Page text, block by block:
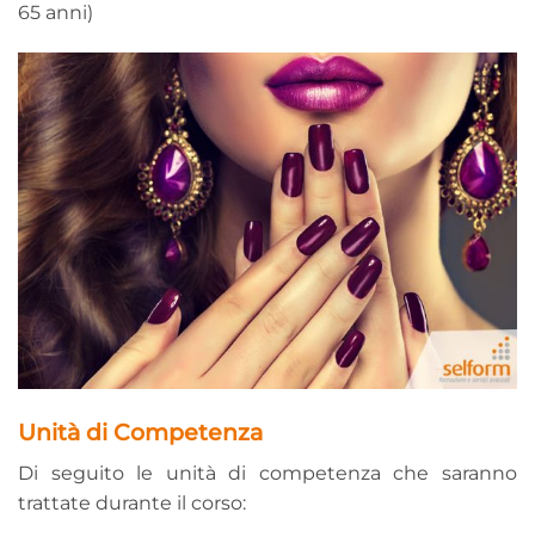
65 anni)
Unità di Competenza
Di seguito le unità di competenza che saranno
trattate durante il corso: